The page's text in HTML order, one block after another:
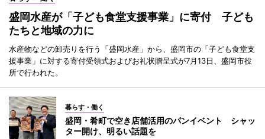
盛岡水産が「子ども食堂支援事業」に寄付 子ども
たちと地域の力に
水産物などの卸売りを行う「盛岡水産」から、盛岡市の「子ども食堂支
援事業」に対する寄付受領式およびお礼状贈呈式が7月13日、盛岡市役
所で行われた。
暮らす・働く
盛岡・肴町で空き店舗活用のパンイベント シャッ
ター開け、明るい話題を